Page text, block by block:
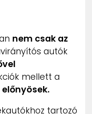
nem csak az
autók
mellett a
tartozó